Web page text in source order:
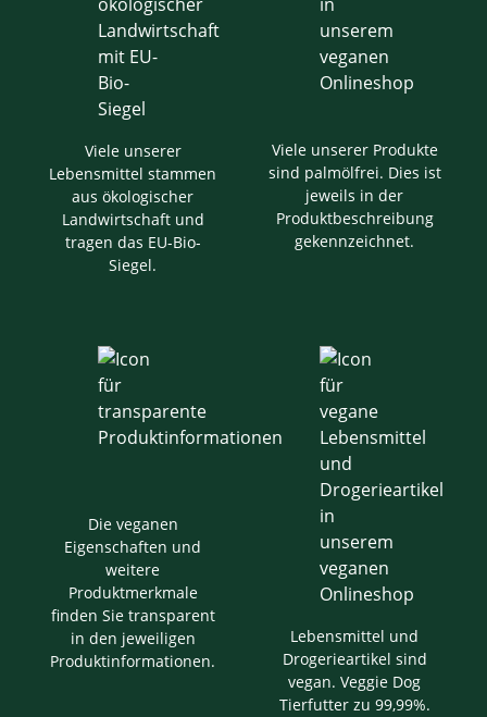
Viele unserer
Lebensmittel stammen
aus ökologischer
Landwirtschaft und
tragen das EU-Bio-
Siegel.
Viele unserer Produkte
sind palmölfrei. Dies ist
jeweils in der
Produktbeschreibung
gekennzeichnet.
Die veganen
Eigenschaften und
weitere
Produktmerkmale
finden Sie transparent
in den jeweiligen
Produktinformationen.
Lebensmittel und
Drogerieartikel sind
vegan. Veggie Dog
Tierfutter zu 99,99%.